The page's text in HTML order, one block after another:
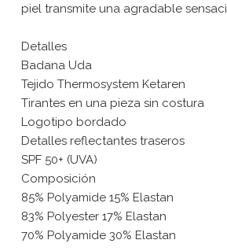
piel transmite una agradable
Detalles
Badana Uda
Tejido Thermosystem Ketaren
Tirantes en una pieza sin costura
Logotipo bordado
Detalles reflectantes traseros
SPF 50+ (UVA)
Composición
85% Polyamide 15% Elastan
83% Polyester 17% Elastan
70% Polyamide 30% Elastan